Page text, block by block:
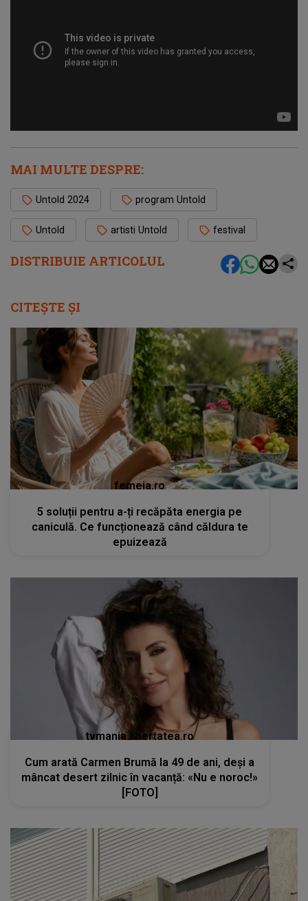
DISTRIBUIE ARTICOLUL
MAI MULTE DESPRE:
Untold 2024 program Untold
Untold artisti Untold festival
CITEȘTE ȘI
femeia.ro
5 soluții pentru a-ți recăpăta energia pe
caniculă. Ce funcționează când căldura te
epuizează
tvmania.libertatea.ro
Cum arată Carmen Brumă la 49 de ani, deși a
mâncat desert zilnic în vacanță: «Nu e noroc!»
[FOTO]